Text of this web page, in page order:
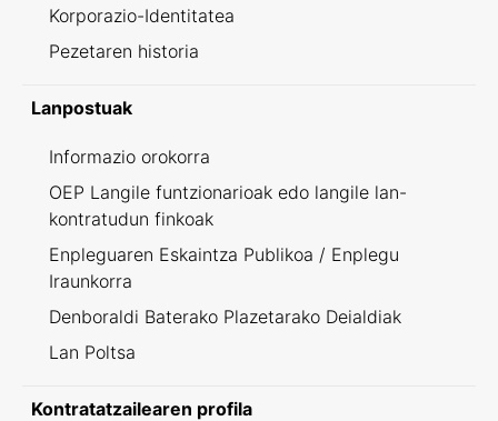
Korporazio-Identitatea
Pezetaren historia
Lanpostuak
Informazio orokorra
OEP Langile funtzionarioak edo langile lan-
kontratudun finkoak
Enpleguaren Eskaintza Publikoa / Enplegu
Iraunkorra
Denboraldi Baterako Plazetarako Deialdiak
Lan Poltsa
Kontratatzailearen profila